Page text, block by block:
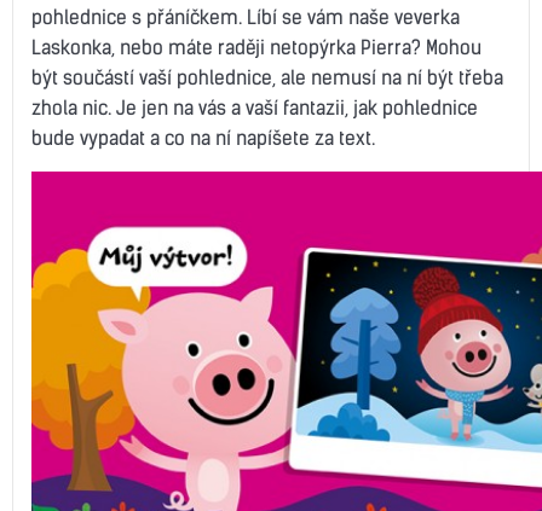
pohlednice s přáníčkem. Líbí se vám naše veverka
Laskonka, nebo máte raději netopýrka Pierra? Mohou
být součástí vaší pohlednice, ale nemusí na ní být třeba
zhola nic. Je jen na vás a vaší fantazii, jak pohlednice
bude vypadat a co na ní napíšete za text.